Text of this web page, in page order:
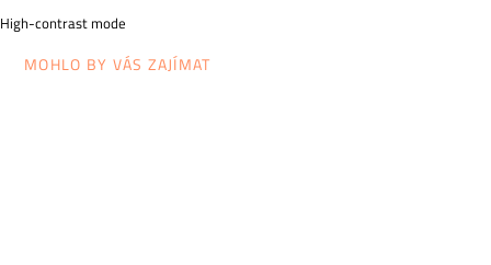
High-contrast mode
MOHLO BY VÁS ZAJÍMAT